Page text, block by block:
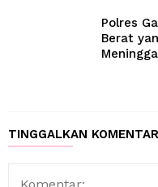
Polres
Berat
TINGGALKAN KOMENTAR